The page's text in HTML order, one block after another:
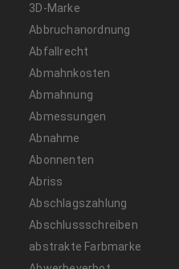
3D-Marke
Abbruchanordnung
Abfallrecht
Abmahnkosten
Abmahnung
Abmessungen
Abnahme
Abonnenten
Abriss
Abschlagszahlung
Abschlussschreiben
abstrakte Farbmarke